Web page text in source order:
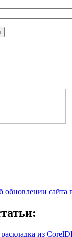
обновлении сайта
из